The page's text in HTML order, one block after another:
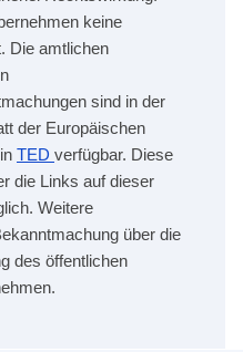
keine
Die amtlichen
sind in der
der Europäischen
TED verfügbar. Diese
die Links auf dieser
Weitere
über die
des öffentlichen